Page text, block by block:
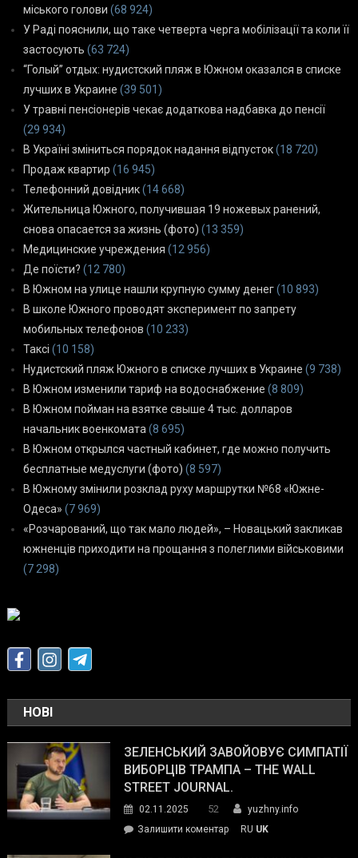
міського голови (68 924)
У Раді пояснили, що таке четверта черга мобілізації та коли її
застосують (63 724)
“Голый” отдых: нудистский пляж в Южном оказался в списке
лучших в Украине (39 501)
У травні пенсіонерів чекає додаткова надбавка до пенсії
(29 934)
В Україні зміниться порядок надання відпусток(18 720)
Продаж квартир (16 945)
Телефонний довідник(14 668)
Жительница Южного, получившая 19 ножевых ранений,
снова опасается за жизнь (фото) (13 359)
Медицинские учреждения (12 956)
Де поїсти? (12 780)
В Южном на улице нашли крупную сумму денег(10 893)
В школе Южного проводят эксперимент по запрету
мобильных телефонов (10 233)
Таксі (10 158)
Нудистский пляж Южного в списке лучших в Украине (9 738)
В Южном изменили тариф на водоснабжение (8 809)
В Южном пойман на взятке свыше 4 тыс. долларов
начальник военкомата(8 695)
В Южном открылся частный кабинет, где можно получить
бесплатные медуслуги (фото) (8 597)
В Южному змінили розклад руху маршрутки №68 «Южне-
Одеса» (7 969)
«Розчарований, що так мало людей», – Новацький закликав
южненців приходити на прощання з полеглими військовими
(7 298)
НОВІ
ЗЕЛЕНСЬКИЙ ЗАВОЙОВУЄ СИМПАТІЇ
ВИБОРЦІВ ТРАМПА – THE WALL
STREET JOURNAL.
02.11.2025 52
yuzhny.info
Залишити коментарon
RU UK